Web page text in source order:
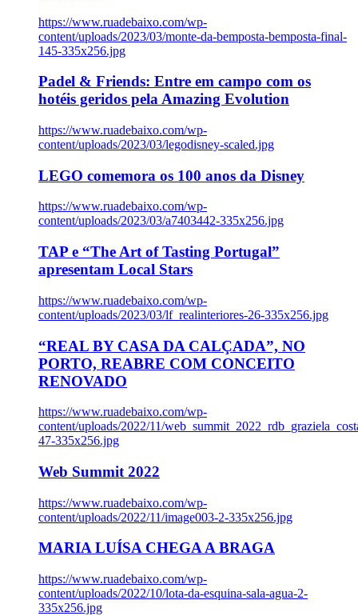
https://www.ruadebaixo.com/wp-
content/uploads/2023/03/monte-da-bemposta-bemposta-final-
145-335x256.jpg
Padel & Friends: Entre em campo com os
hotéis geridos pela Amazing Evolution
https://www.ruadebaixo.com/wp-
content/uploads/2023/03/legodisney-scaled.jpg
LEGO comemora os 100 anos da Disney
https://www.ruadebaixo.com/wp-
content/uploads/2023/03/a7403442-335x256.jpg
TAP e “The Art of Tasting Portugal”
apresentam Local Stars
https://www.ruadebaixo.com/wp-
content/uploads/2023/03/lf_realinteriores-26-335x256.jpg
“REAL BY CASA DA CALÇADA”, NO
PORTO, REABRE COM CONCEITO
RENOVADO
https://www.ruadebaixo.com/wp-
content/uploads/2022/11/
47-335x256.jpg
Web Summit 2022
https://www.ruadebaixo.com/wp-
content/uploads/2022/11/image003-2-335x256.jpg
MARIA LUÍSA CHEGA A BRAGA
https://www.ruadebaixo.com/wp-
content/uploads/2022/10/lota-da-esquina-sala-agua-2-
335x256.jpg